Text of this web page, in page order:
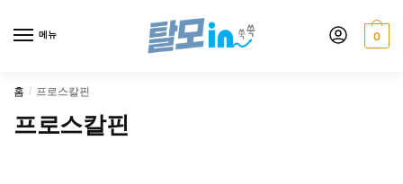
메뉴 0
홈 / 프로스칼핀
프로스칼핀